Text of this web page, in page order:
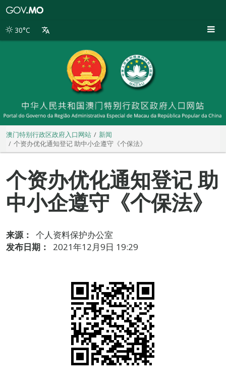
别
30°C
澳门特别行政区政府入口网站
新闻
个资办优化通知登记 助中小企遵守《个保法》
个资办优化通知登记 助
中小企遵守《个保法》
来源：
个人资料保护办公室
发布日期：
2021年12月9日 19:29